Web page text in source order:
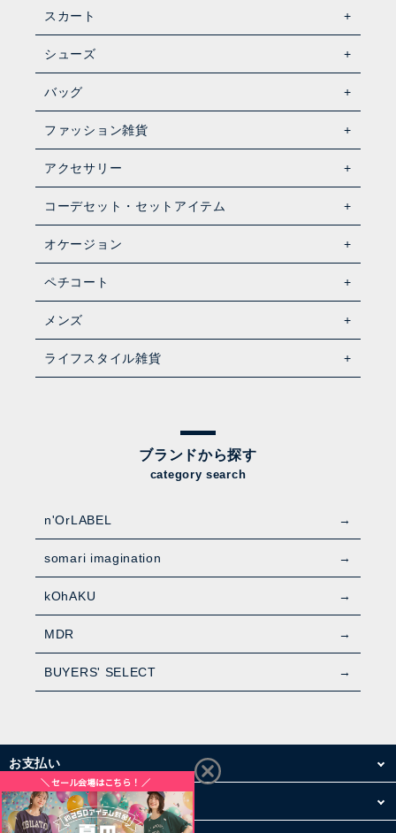
スカート
シューズ
バッグ
ファッション雑貨
アクセサリー
コーデセット・セットアイテム
オケージョン
ペチコート
メンズ
ライフスタイル雑貨
ブランドから探す
category search
n'OrLABEL
somari imagination
kOhAKU
MDR
BUYERS' SELECT
お支払い
配送・送料